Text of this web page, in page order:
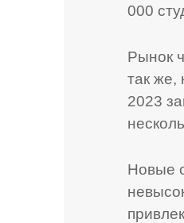
000
Рынок
так же,
2023
Новые